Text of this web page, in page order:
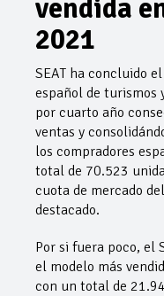
vendida
2021
SEAT ha concluido
español de turismos
por cuarto año
ventas y
los compradores
total de 70.523
cuota de mercado
destacado.
Por si fuera poco, el
el modelo más
con un total de